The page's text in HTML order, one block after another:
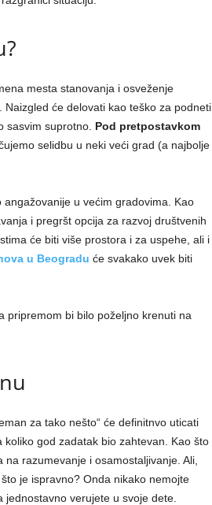
mesta stanovanja i osveženje
će delovati kao teško za podneti
sasvim suprotno. Pod pretpostavkom
selidbu u neki veći grad (a najbolje
u većim gradovima. Kao
i pregršt opcija za razvoj društvenih
će biti više prostora i za uspehe, ali i
u Beogradu će svakako uvek biti
pripremom bi bilo poželjno krenuti na
za tako nešto“ će definitnvo uticati
god zadatak bio zahtevan. Kao što
razumevanje i osamostaljivanje. Ali,
je ispravno? Onda nikako nemojte
verujete u svoje dete.